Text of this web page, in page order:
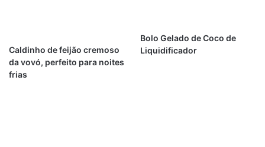
Caldinho de feijão cremoso
da vovó, perfeito para noites
frias
Bolo Gelado de Coco de
Liquidificador